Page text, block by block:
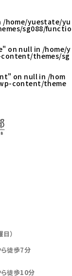
/home/yuestate/yu
sg088/functio
on null in /home/y
themes/sg
on null in /hom
content/theme
）
ら徒歩7分
ら徒歩10分